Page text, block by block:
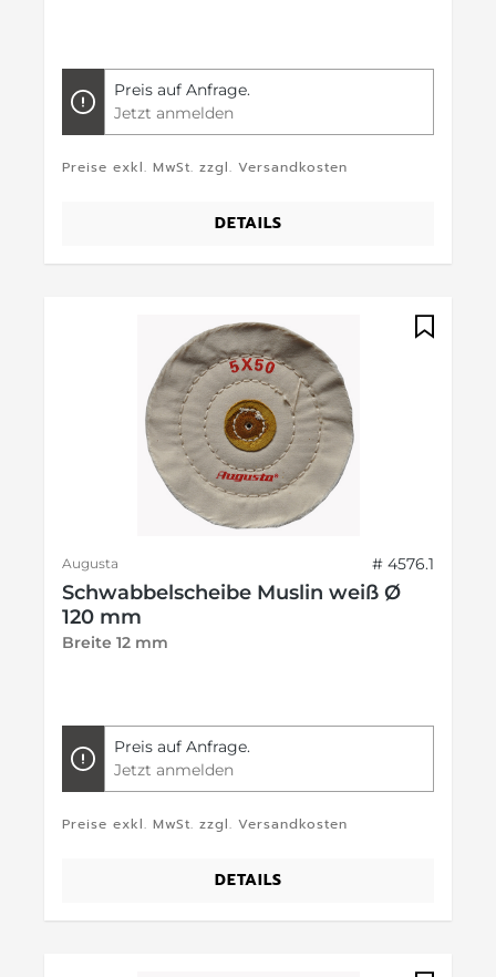
Preis auf Anfrage.
Jetzt anmelden
Preise exkl. MwSt. zzgl. Versandkosten
DETAILS
Augusta # 4576.1
Schwabbelscheibe Muslin weiß Ø
120 mm
Breite 12 mm
Preis auf Anfrage.
Jetzt anmelden
Preise exkl. MwSt. zzgl. Versandkosten
DETAILS